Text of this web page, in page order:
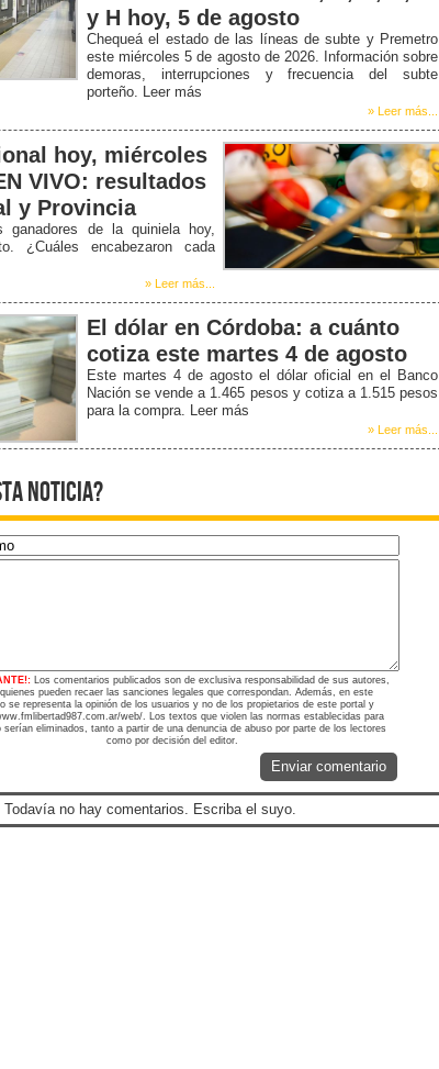
y H hoy, 5 de agosto
Chequeá el estado de las líneas de subte y Premetro
este miércoles 5 de agosto de 2026. Información sobre
demoras, interrupciones y frecuencia del subte
porteño. Leer más
» Leer más...
hoy, miércoles
VIVO: resultados
y Provincia
ganadores de la quiniela hoy,
¿Cuáles encabezaron cada
» Leer más...
El dólar en Córdoba: a cuánto
cotiza este martes 4 de agosto
Este martes 4 de agosto el dólar oficial en el Banco
Nación se vende a 1.465 pesos y cotiza a 1.515 pesos
para la compra. Leer más
» Leer más...
noticia?
Los comentarios publicados son de exclusiva responsabilidad de sus autores,
pueden recaer las sanciones legales que correspondan. Además, en este
se representa la opinión de los usuarios y no de los propietarios de este portal y
web/. Los textos que violen las normas establecidas para
serían eliminados, tanto a partir de una denuncia de abuso por parte de los lectores
como por decisión del editor.
Enviar comentario
Todavía no hay comentarios. Escriba el suyo.